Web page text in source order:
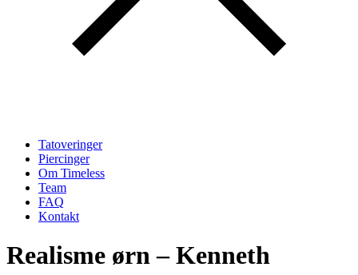
Tatoveringer
Piercinger
Om Timeless
Team
FAQ
Kontakt
Realisme ørn – Kenneth